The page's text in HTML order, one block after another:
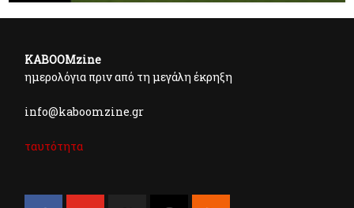
KABOOMzine
ημερολόγια πριν από τη μεγάλη έκρηξη
info@kaboomzine.gr
ταυτότητα